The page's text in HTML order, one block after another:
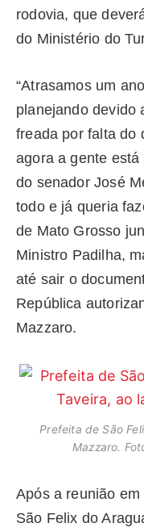
rodovia, que
do Ministério do
“Atrasamos um
planejando devido
freada por falta do
agora a gente
do senador José
todo e já queria
de Mato Grosso
Ministro Padilha,
até sair o
República
Mazzaro.
Prefeita de São
Mazzaro.
Após a reunião
São Felix do